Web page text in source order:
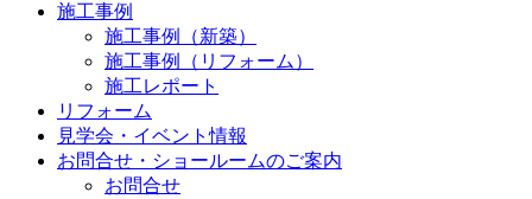
施工事例
施工事例（新築）
施工事例（リフォーム）
施工レポート
リフォーム
見学会・イベント情報
お問合せ・ショールームのご案内
お問合せ